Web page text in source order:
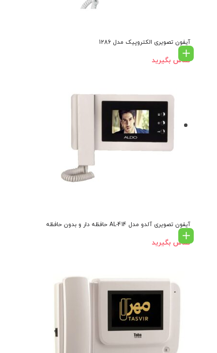
آیفون تصویری الکتروپیک مدل 1286
تماس بگیرید
آیفون تصویری آلدو مدل AL-414 حافظه دار و بدون حافظه
تماس بگیرید